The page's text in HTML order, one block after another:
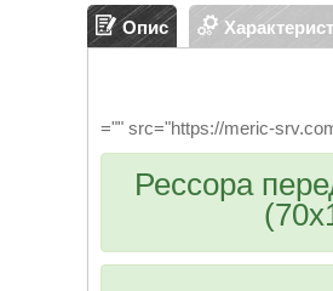
Опис
="" src="https://meric-
Рессора